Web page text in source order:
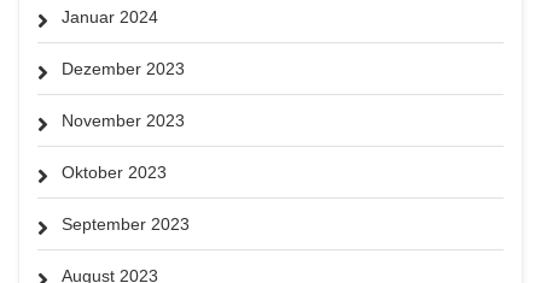
Januar 2024
Dezember 2023
November 2023
Oktober 2023
September 2023
August 2023